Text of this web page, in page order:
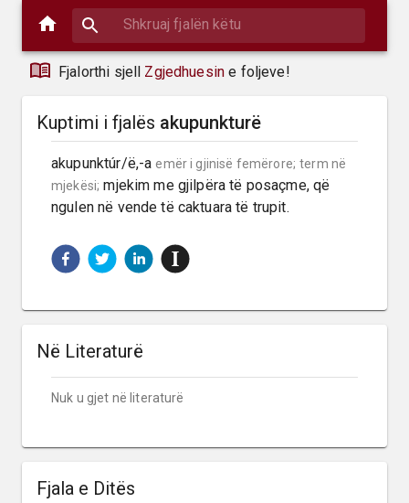
Fjalorthi sjell Zgjedhuesin e foljeve!
Kuptimi i fjalës akupunkturë
akupunktúr/ë,-a emër i gjinisë femërore; term në
mjekësi; mjekim me gjilpëra të posaçme, që
ngulen në vende të caktuara të trupit.
Në Literaturë
Nuk u gjet në literaturë
Fjala e Ditës